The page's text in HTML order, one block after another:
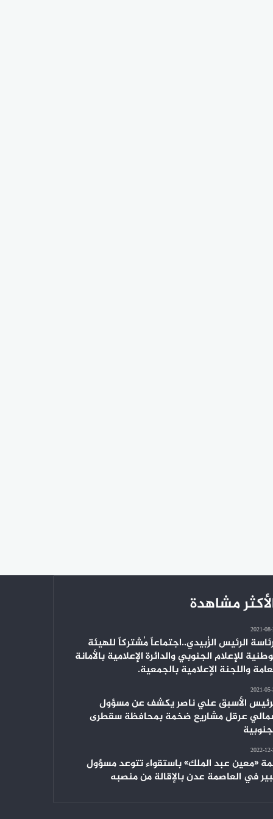
مشاهدة
2021-
الرئيس الزُبيدي..اجتماعاً مُشتركاً للهيئة
للإعلام الجنوبي والدائرة الإعلامية بالأمانة
واللجنة الإعلامية بالجمعية.
2021-
الأسبق علي ناصر يكشف عن مسؤول
عرقل مشاريع ضخمة بمحافظة سقطرى
2022-
«معين عبد الملك» باستقواء تتوعد مسؤول
في العاصمة عدن بالإقالة من منصبه